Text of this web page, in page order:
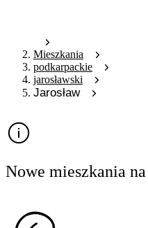
Mieszkania
podkarpackie
jarosławski
Jarosław
Nowe mieszkania na